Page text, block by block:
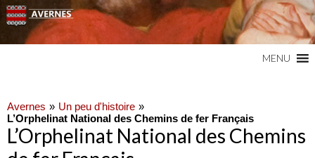
MENU
Avernes
Un peu d'histoire
L’Orphelinat National des Chemins de fer Français
L’Orphelinat National des Chemins